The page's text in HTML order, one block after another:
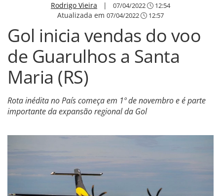
Rodrigo Vieira | 07/04/2022 12:54
Atualizada em 07/04/2022 12:57
Gol inicia vendas do voo
de Guarulhos a Santa
Maria (RS)
Rota inédita no País começa em 1º de novembro e é parte
importante da expansão regional da Gol